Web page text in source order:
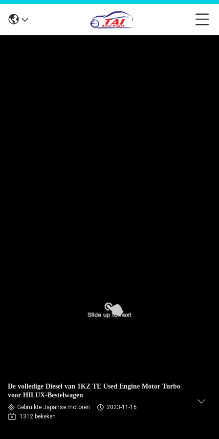
De volledige Diesel van 1KZ TE Used Engine Motor Turbo
voor HILUX-Bestelwagen
Gebruikte Japanse motoren
2023-11-16
1312 bekeken